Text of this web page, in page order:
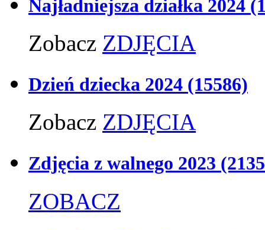
Najładniejsza działka 2024
Zobacz ZDJĘCIA
Dzień dziecka 2024 (15586)
Zobacz ZDJĘCIA
Zdjęcia z walnego 2023
ZOBACZ